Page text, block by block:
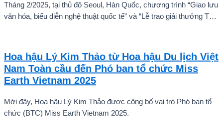
Tháng 2/2025, tại thủ đô Seoul, Hàn Quốc, chương trình “Giao lưu
văn hóa, biểu diễn nghệ thuật quốc tế” và “Lễ trao giải thưởng Tài
ấn tượng mạnh với giọng hát trữ tình sâu lắng, mang đậm hơi thở
quê hương.
Hoa hậu Lý Kim Thảo từ Hoa hậu Du lịch Việt
Nam Toàn cầu đến Phó ban tổ chức Miss
Earth Vietnam 2025
Mới đây, Hoa hậu Lý Kim Thảo được công bố vai trò Phó ban tổ
chức (BTC) Miss Earth Vietnam 2025.